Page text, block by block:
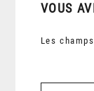
VOUS
Les